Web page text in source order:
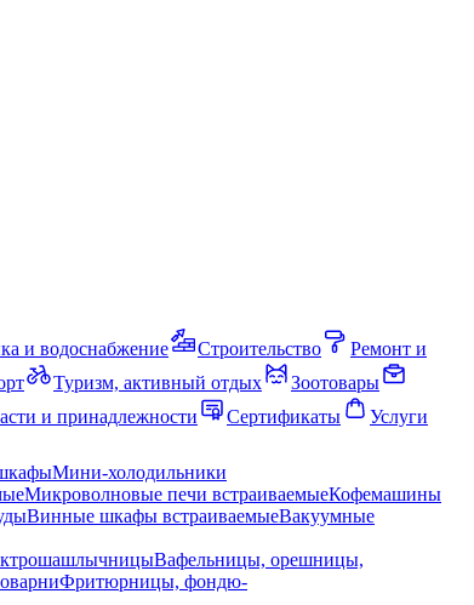
и водоснабжение Строительство
Ремонт и
Туризм, активный отдых
Зоотовары
и принадлежности Сертификаты
Услуги
Мини-холодильники
Микроволновые печи встраиваемыеКофемашины
Винные шкафы встраиваемыеВакуумные
Вафельницы, орешницы,
Фритюрницы, фондю-